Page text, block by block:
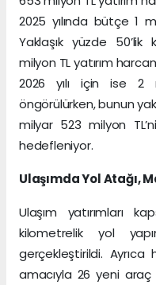
2025 yılında bütçe 1
Yaklaşık yüzde 50’lik
milyon TL yatırım
2026 yılı için ise 2
öngörülürken, bunun
milyar 523 milyon
hedefleniyor.
Ulaşımda Yol Atağı,
Ulaşım yatırımları
kilometrelik yol
gerçekleştirildi. Ayrıca
amacıyla 26 yeni